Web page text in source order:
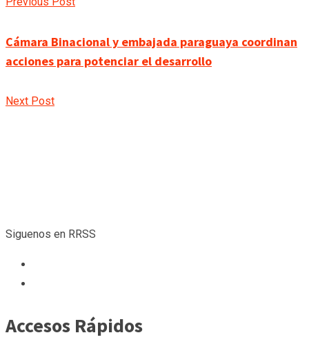
Cámara Binacional y embajada paraguaya coordinan
acciones para potenciar el desarrollo
Next Post
Siguenos en RRSS
Accesos Rápidos